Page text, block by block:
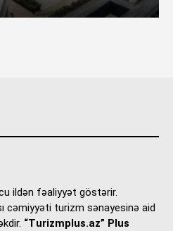
ildən fəaliyyət göstərir.
cəmiyyəti turizm sənayesinə aid
“Turizmplus.az” Plus